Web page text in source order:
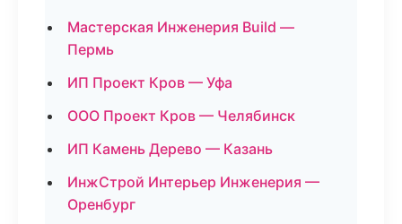
Мастерская Инженерия Build —
Пермь
ИП Проект Кров — Уфа
ООО Проект Кров — Челябинск
ИП Камень Дерево — Казань
ИнжСтрой Интерьер Инженерия —
Оренбург